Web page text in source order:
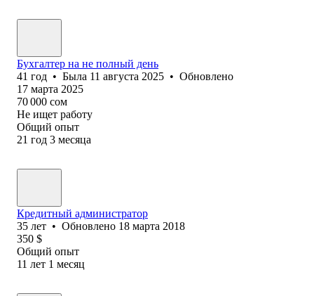
Бухгалтер на не полный день
41 год • Была 11 августа 2025 • Обновлено
17 марта 2025
70 000 сом
Не ищет работу
Общий опыт
21 год 3 месяца
Кредитный администратор
35 лет • Обновлено 18 марта 2018
350 $
Общий опыт
11 лет 1 месяц